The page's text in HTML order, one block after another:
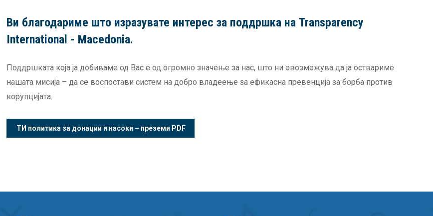
Ви благодариме што изразувате интерес за поддршка на Transparency
International - Macedonia.
Поддршката која ја добиваме од Вас е од огромно значење за нас, што ни овозможува да ја оствариме
нашата мисија – да се воспостави систем на добро владеење за ефикасна превенција за борба против
корупцијата.
ТИ политика за донации и насоки – преземи PDF